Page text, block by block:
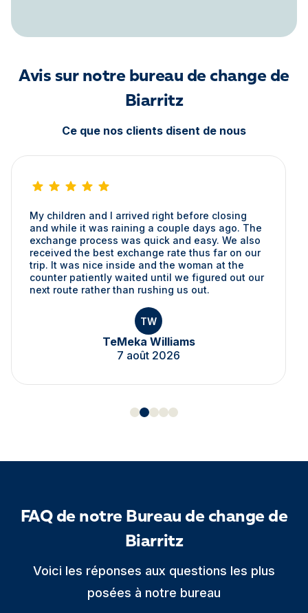
Avis sur notre bureau de change de
Biarritz
Ce que nos clients disent de nous
My children and I arrived right before closing
and while it was raining a couple days ago. The
exchange process was quick and easy. We also
received the best exchange rate thus far on our
trip. It was nice inside and the woman at the
counter patiently waited until we figured out our
next route rather than rushing us out.
TW
TeMeka Williams
7 août 2026
FAQ de notre Bureau de change de
Biarritz
Voici les réponses aux questions les plus
posées à notre bureau